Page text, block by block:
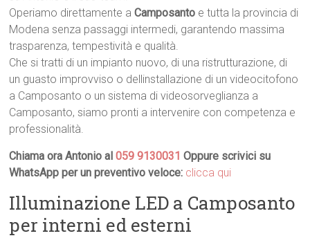
Operiamo direttamente aCamposanto e tutta la provincia di
Modena senza passaggi intermedi, garantendo massima
trasparenza, tempestività e qualità.
Che si tratti di un impianto nuovo, di una ristrutturazione, di
un guasto improvviso o dellinstallazione di un videocitofono
a Camposanto o un sistema di videosorveglianza a
Camposanto, siamo pronti a intervenire con competenza e
professionalità.
Chiama ora Antonio al059 9130031 Oppure scrivici su
WhatsApp per un preventivo veloce: clicca qui
Illuminazione LED a Camposanto
per interni ed esterni